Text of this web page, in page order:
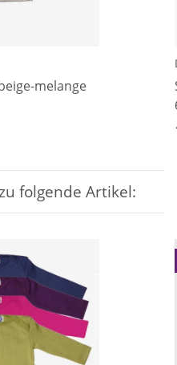
melange
folgende Artikel: